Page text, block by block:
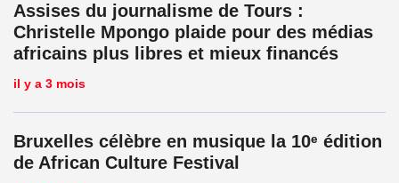
Assises du journalisme de Tours :
Christelle Mpongo plaide pour des médias
africains plus libres et mieux financés
il y a 3 mois
Bruxelles célèbre en musique la 10ᵉ édition
de African Culture Festival